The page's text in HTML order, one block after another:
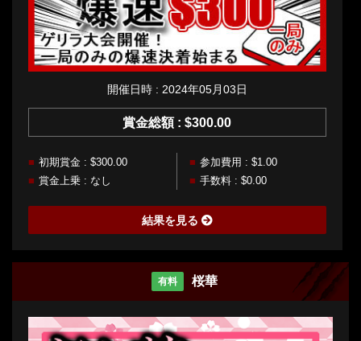
開催日時 : 2024年05月03日
賞金総額 : $300.00
初期賞金 : $300.00
参加費用 : $1.00
賞金上乗 : なし
手数料 : $0.00
結果を見る
有料 桜華